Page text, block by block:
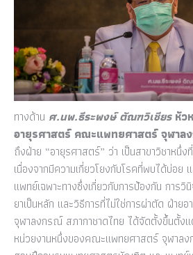
ทางด้าน ศ.นพ.ธีระพงษ์ ตัณฑวิเชียรหัว
อายุรศาสตร์ คณะแพทยศาสตร์ จุฬาล
ถึงฝ่าย “อายุรศาสตร์” ว่า เป็นสาขาวิชาหนึ่
เนื่องจากมีความเกี่ยวโยงกับโรคที่พบได้บ่อย
แพทย์เฉพาะทางซึ่งเกี่ยวกับการป้องกัน การวิ
ยาเป็นหลัก และวิธีการที่ไม่ใช่การผ่าตัด ฝ่าย
จุฬาลงกรณ์ สภากาชาดไทย ได้จัดตั้งขึ้นตั้ง
หน่วยงานหนึ่งของคณะแพทยศาสตร์ จุฬาลง